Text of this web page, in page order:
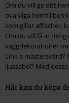
Om du vill ge ditt
ovanliga
som gillar affischer,
Om du vill få in
väggdekorationer
Link ́s mästersvärd?
ljussabel? Med
Här kan du köpa